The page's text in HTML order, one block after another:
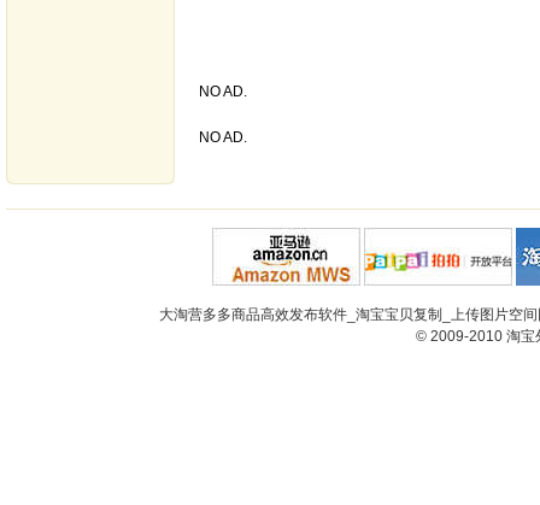
NO AD.
NO AD.
大淘营多多商品高效发布软件_淘宝宝贝复制_上传图片空
© 2009-2010 淘宝